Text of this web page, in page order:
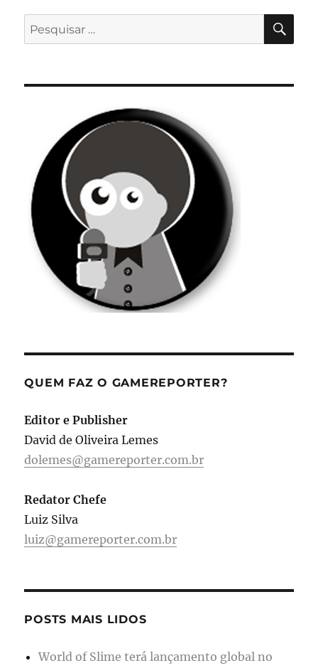
Pesquisar
por:
QUEM FAZ O GAMEREPORTER?
Editor e Publisher
David de Oliveira Lemes
dolemes@gamereporter.com.br
Redator Chefe
Luiz Silva
luiz@gamereporter.com.br
POSTS MAIS LIDOS
World of Slime terá lançamento global no